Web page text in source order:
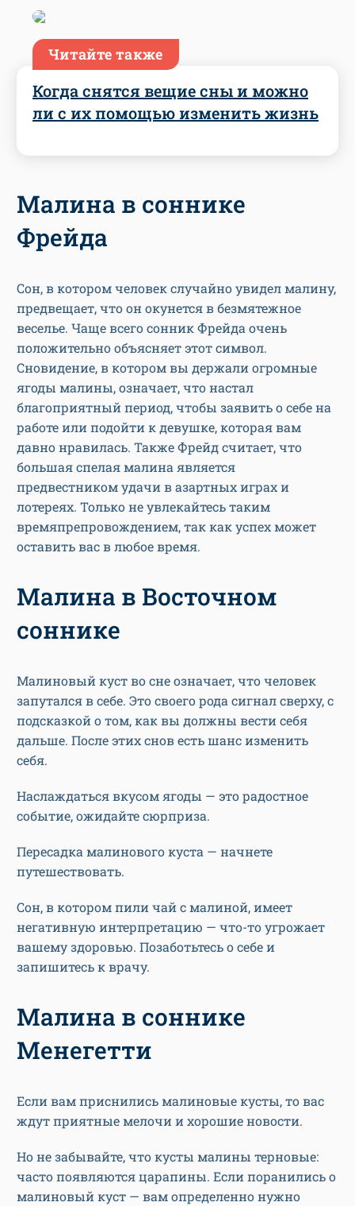
Читайте также
Когда снятся вещие сны и можно
ли с их помощью изменить жизнь
Малина в соннике
Фрейда
Сон, в котором человек случайно увидел малину,
предвещает, что он окунется в безмятежное
веселье. Чаще всего сонник Фрейда очень
положительно объясняет этот символ.
Сновидение, в котором вы держали огромные
ягоды малины, означает, что настал
благоприятный период, чтобы заявить о себе на
работе или подойти к девушке, которая вам
давно нравилась. Также Фрейд считает, что
большая спелая малина является
предвестником удачи в азартных играх и
лотереях. Только не увлекайтесь таким
времяпрепровождением, так как успех может
оставить вас в любое время.
Малина в Восточном
соннике
Малиновый куст во сне означает, что человек
запутался в себе. Это своего рода сигнал сверху, с
подсказкой о том, как вы должны вести себя
дальше. После этих снов есть шанс изменить
себя.
Наслаждаться вкусом ягоды — это радостное
событие, ожидайте сюрприза.
Пересадка малинового куста — начнете
путешествовать.
Сон, в котором пили чай с малиной, имеет
негативную интерпретацию — что-то угрожает
вашему здоровью. Позаботьтесь о себе и
запишитесь к врачу.
Малина в соннике
Менегетти
Если вам приснились малиновые кусты, то вас
ждут приятные мелочи и хорошие новости.
Но не забывайте, что кусты малины терновые:
часто появляются царапины. Если поранились о
малиновый куст — вам определенно нужно